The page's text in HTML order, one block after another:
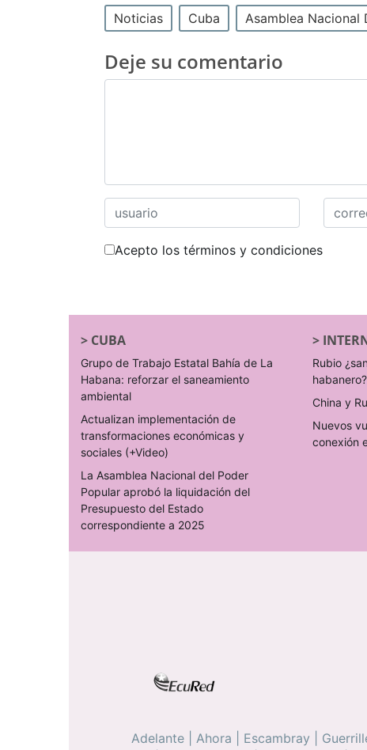
Noticias Cuba Asamblea Nacional
Deje su comentario
Acepto los términos y condiciones
> CUBA
Grupo de Trabajo Estatal Bahía de La
Habana: reforzar el saneamiento
ambiental
Actualizan implementación de
transformaciones económicas y
sociales (+Video)
La Asamblea Nacional del Poder
Popular aprobó la liquidación del
Presupuesto del Estado
correspondiente a 2025
>
Rubio
habanero?
China y
Nuevos
conexión
Adelante Ahora Escambray